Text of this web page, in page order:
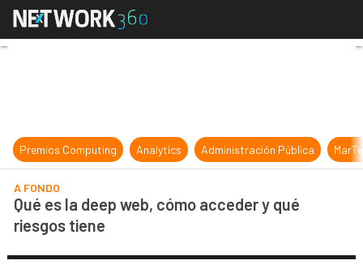
Qué es la deep web, cómo
Premios Computing Analytics Administración Pública
A FONDO
Qué es la deep web, cómo acceder y qué
riesgos tiene